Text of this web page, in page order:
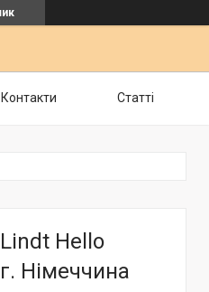
Контакти Статті
Hello
Німеччина